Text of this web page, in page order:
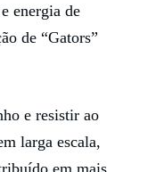
energia de
de “Gators”
e resistir ao
larga escala,
em mais